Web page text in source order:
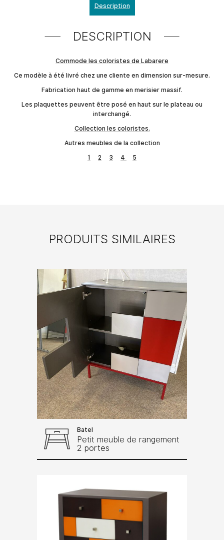
Description
DESCRIPTION
Commode les coloristes de Labarere
Ce modèle à été livré chez une cliente en dimension sur-mesure.
Fabrication haut de gamme en merisier massif.
Les plaquettes peuvent être posé en haut sur le plateau ou
interchangé.
Collection les coloristes.
Autres meubles de la collection
1
2 3 4 5
PRODUITS SIMILAIRES
Batel
Petit meuble de rangement
2 portes